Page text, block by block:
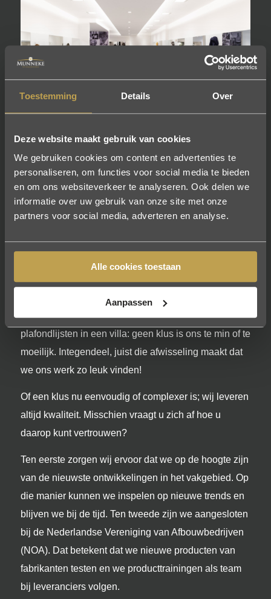
Toestemming Details Over
Deze website maakt gebruik van cookies
We gebruiken cookies om content en advertenties te
personaliseren, om functies voor social media te bieden
en om ons websiteverkeer te analyseren. Ook delen we
informatie over uw gebruik van onze site met onze
partners voor social media, adverteren en analyse.
Alle cookies toestaan
Aanpassen
Over Munneke
Stukadoors
Guy Munneke is een gerenommeerde naam in dit
wij met ons team van professionals voor u klaar. Wij
zijn een betrouwbare partner voor stucwerk, in de
breedste zin van het woord. Of het nu gaat om een
relatief eenvoudige afwerking van een muur in een
rijtjeshuis, of een exclusieve afwerking van unieke
plafondlijsten in een villa: geen klus is ons te min of te
moeilijk. Integendeel, juist die afwisseling maakt dat
we ons werk zo leuk vinden!
Of een klus nu eenvoudig of complexer is; wij leveren
altijd kwaliteit. Misschien vraagt u zich af hoe u
daarop kunt vertrouwen?
Ten eerste zorgen wij ervoor dat we op de hoogte zijn
van de nieuwste ontwikkelingen in het vakgebied. Op
die manier kunnen we inspelen op nieuwe trends en
blijven we bij de tijd. Ten tweede zijn we aangesloten
bij de Nederlandse Vereniging van Afbouwbedrijven
(NOA). Dat betekent dat we nieuwe producten van
fabrikanten testen en we producttrainingen als team
bij leveranciers volgen.